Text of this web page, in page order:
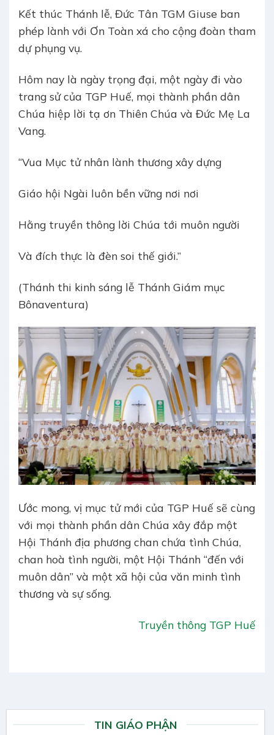
Kết thúc Thánh lễ, Đức Tân TGM Giuse ban
phép lành với Ơn Toàn xá cho cộng đoàn tham
dự phụng vụ.
Hôm nay là ngày trọng đại, một ngày đi vào
trang sử của TGP Huế, mọi thành phần dân
Chúa hiệp lời tạ ơn Thiên Chúa và Đức Mẹ La
Vang.
“Vua Mục tử nhân lành thương xây dựng
Giáo hội Ngài luôn bền vững nơi nơi
Hằng truyền thông lời Chúa tới muôn người
Và đích thực là đèn soi thế giới.”
(Thánh thi kinh sáng lễ Thánh Giám mục
Bônaventura)
Ước mong, vị mục tử mới của TGP Huế sẽ cùng
với mọi thành phần dân Chúa xây đắp một
Hội Thánh địa phương chan chứa tình Chúa,
chan hoà tình người, một Hội Thánh “đến với
muôn dân” và một xã hội của văn minh tình
thương và sự sống.
Truyền thông TGP Huế
TIN GIÁO PHẬN